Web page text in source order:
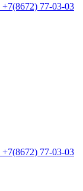
+7(8672) 77-03-03
+7(8672) 77-03-03